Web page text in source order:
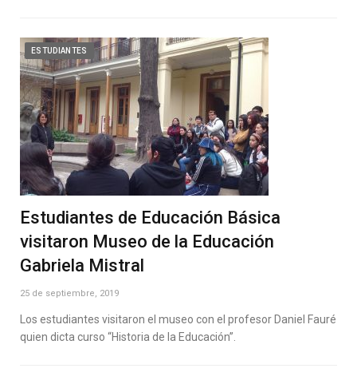
ESTUDIANTES
Estudiantes de Educación Básica
visitaron Museo de la Educación
Gabriela Mistral
25 de septiembre, 2019
Los estudiantes visitaron el museo con el profesor Daniel Fauré
quien dicta curso “Historia de la Educación”.